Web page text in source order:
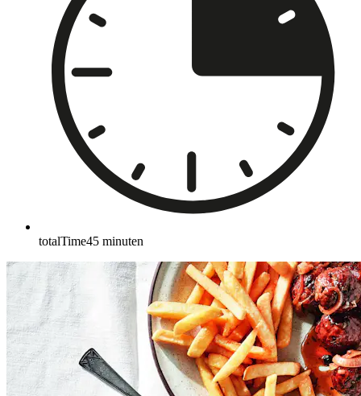
totalTime45 minuten